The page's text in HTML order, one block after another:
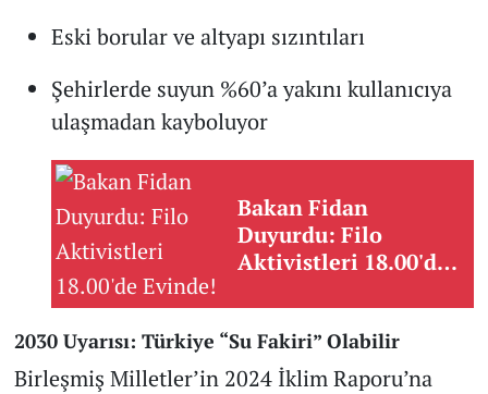
Eski borular ve altyapı sızıntıları
Şehirlerde suyun %60’a yakını kullanıcıya
ulaşmadan kayboluyor
Bakan Fidan
Duyurdu: Filo
Aktivistleri 18.00'de
2030 Uyarısı: Türkiye “Su Fakiri” Olabilir
Birleşmiş Milletler’in 2024 İklim Raporu’na